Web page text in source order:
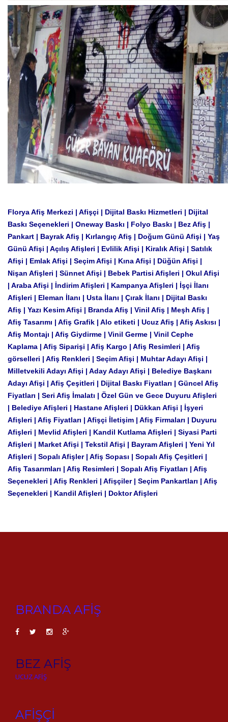
Florya Afiş Merkezi | Afişçi | Dijital Baskı Hizmetleri | Dijital
Baskı Seçenekleri | Oneway Baskı | Folyo Baskı | Bez Afiş |
Pankart | Bayrak Afiş | Kırlangıç ​​Afiş | Doğum Günü Afişi | Yaş
Günü Afişi | Açılış Afişleri | Evlilik Afişi | Kiralık Afişi | Satılık
Afişi | Emlak Afişi | Seçim Afişi | Kına Afişi | Düğün Afişi |
Nişan Afişleri | Sünnet Afişi | Bebek Partisi Afişleri | Okul Afişi
| Araba Afişi | İndirim Afişleri | Kampanya Afişleri | İşçi İlanı
Afişleri | Eleman İlanı | Usta İlanı | Çırak İlanı | Dijital Baskı
Afiş | Yazı Kesim Afişi | Branda Afiş | Vinil Afiş | Meşh Afiş |
Afiş Tasarımı | Afiş Grafik | Alo etiketi | Ucuz Afiş | Afiş Askısı |
Afiş Montajı | Afiş Giydirme | Vinil Germe | Vinil Cephe
Kaplama | Afiş Siparişi | Afiş Kargo | Afiş Resimleri | Afiş
görselleri | Afiş Renkleri | Seçim Afişi | Muhtar Adayı Afişi |
Milletvekili Adayı Afişi | Aday Adayı Afişi | Belediye Başkanı
Adayı Afişi | Afiş Çeşitleri | Dijital Baskı Fiyatları | Güncel Afiş
Fiyatları | Seri Afiş İmalatı | Özel Gün ve Gece Duyuru Afişleri
| Belediye Afişleri | Hastane Afişleri | Dükkan Afişi | İşyeri
Afişleri | Afiş Fiyatları | Afişçi İletişim | Afiş Firmaları | Duyuru
Afişleri | Mevlid Afişleri | Kandil Kutlama Afişleri | Siyasi Parti
Afişleri | Market Afişi | Tekstil Afişi | Bayram Afişleri | Yeni Yıl
Afişleri | Sopalı Afişler | Afiş Sopası | Sopalı Afiş Çeşitleri |
Afiş Tasarımları | Afiş Resimleri | Sopalı Afiş Fiyatları | Afiş
Seçenekleri | Afiş Renkleri | Afişçiler | Seçim Pankartları | Afiş
Seçenekleri | Kandil Afişleri | Doktor Afişleri
BRANDA AFİŞ
BEZ AFİŞ
UCUZ AFİŞ
AFİŞÇİ